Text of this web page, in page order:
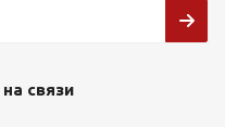
связи